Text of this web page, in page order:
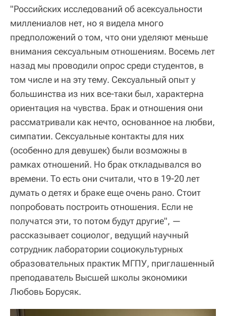
"Российских исследований об асексуальности
миллениалов нет, но я видела много
предположений о том, что они уделяют меньше
внимания сексуальным отношениям. Восемь лет
назад мы проводили опрос среди студентов, в
том числе и на эту тему. Сексуальный опыт у
большинства из них все-таки был, характерна
ориентация на чувства. Брак и отношения они
рассматривали как нечто, основанное на любви,
симпатии. Сексуальные контакты для них
(особенно для девушек) были возможны в
рамках отношений. Но брак откладывался во
времени. То есть они считали, что в 19-20 лет
думать о детях и браке еще очень рано. Стоит
попробовать построить отношения. Если не
получатся эти, то потом будут другие", —
рассказывает социолог, ведущий научный
сотрудник лаборатории социокультурных
образовательных практик МГПУ, приглашенный
преподаватель Высшей школы экономики
Любовь Борусяк.